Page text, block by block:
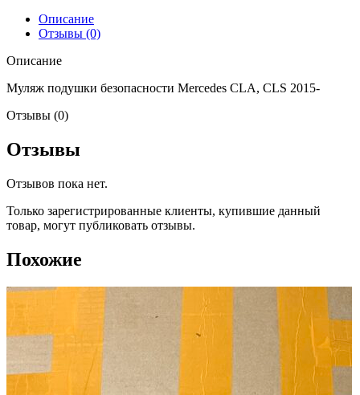
Описание
Отзывы (0)
Описание
Муляж подушки безопасности Mercedes CLA, CLS 2015-
Отзывы (0)
Отзывы
Отзывов пока нет.
Только зарегистрированные клиенты, купившие данный
товар, могут публиковать отзывы.
Похожие